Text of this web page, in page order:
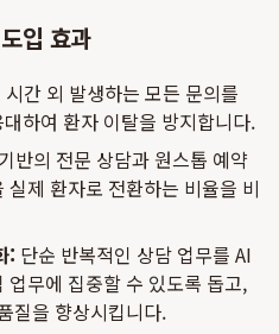
입 효과
시간 외 발생하는 모든 문의를
하여 환자 이탈을 방지합니다.
반의 전문 상담과 원스톱 예약
제 환자로 전환하는 비율을 비
: 단순 반복적인 상담 업무를 AI
업무에 집중할 수 있도록 돕고,
질을 향상시킵니다.